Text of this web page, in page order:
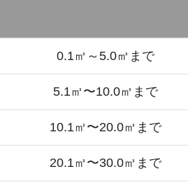
0.1㎥～5.0㎥まで
5.1㎥〜10.0㎥まで
10.1㎥〜20.0㎥まで
20.1㎥〜30.0㎥まで